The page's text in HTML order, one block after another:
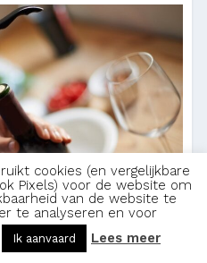
cookies (en vergelijkbare
Pixels) voor de website om
van de website te
te analyseren en voor
Ik aanvaard Lees meer